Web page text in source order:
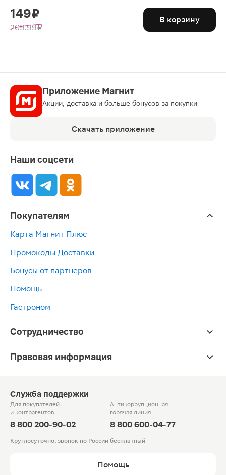
149 ₽
209.99 ₽
В корзину
Приложение Магнит
Акции, доставка и больше бонусов за покупки
Скачать приложение
Наши соцсети
Покупателям
Карта Магнит Плюс
Промокоды Доставки
Бонусы от партнёров
Помощь
Гастроном
Сотрудничество
Правовая информация
Служба поддержки
Для покупателей
и контрагентов
8 800 200-90-02
Антикоррупционная
горячая линия
8 800 600-04-77
Круглосуточно, звонок по России бесплатный
Помощь